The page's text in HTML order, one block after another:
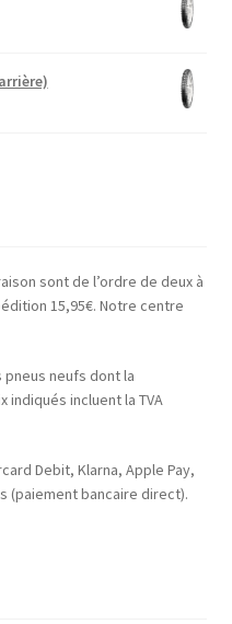
sont de l’ordre de deux à
15,95€. Notre centre
neufs dont la
incluent la TVA
Debit, Klarna, Apple Pay,
(paiement bancaire direct).